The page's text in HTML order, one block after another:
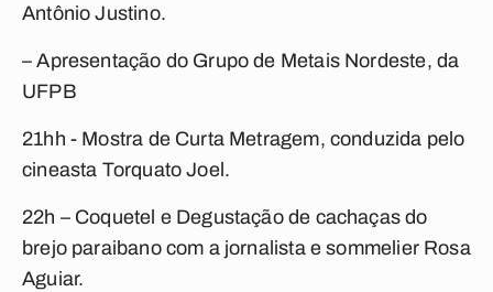
Antônio Justino.
– Apresentação do Grupo de Metais Nordeste, da
UFPB
21hh - Mostra de Curta Metragem, conduzida pelo
cineasta Torquato Joel.
22h – Coquetel e Degustação de cachaças do
brejo paraibano com a jornalista e sommelier Rosa
Aguiar.